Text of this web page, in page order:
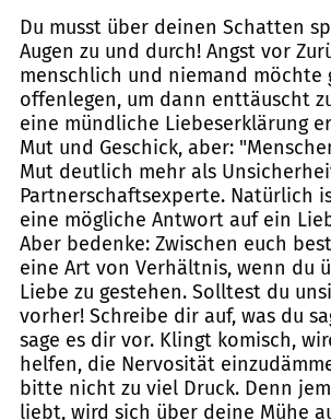
Du musst über deinen Schatten
Augen zu und durch! Angst vor
menschlich und niemand möchte
offenlegen, um dann enttäuscht
eine mündliche Liebeserklärung
Mut und Geschick, aber:
Mut deutlich mehr als
Partnerschaftsexperte. Natürlich
eine mögliche Antwort auf ein
Aber bedenke: Zwischen euch
eine Art von Verhältnis, wenn du
Liebe zu gestehen. Solltest du
vorher! Schreibe dir auf, was du
sage es dir vor. Klingt komisch,
helfen, die Nervosität
bitte nicht zu viel Druck. Denn
liebt, wird sich über deine Mühe